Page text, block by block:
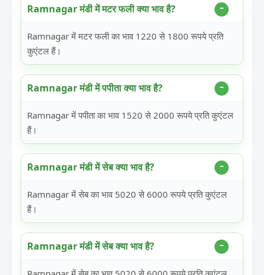
Ramnagar मंडी में मटर फली क्या भाव है?
Ramnagar में मटर फली का भाव 1220 से 1800 रूपये प्रति
कुएंटल हैं।
Ramnagar मंडी में पपीता क्या भाव है?
Ramnagar में पपीता का भाव 1520 से 2000 रूपये प्रति कुएंटल
हैं।
Ramnagar मंडी में सेब क्या भाव है?
Ramnagar में सेब का भाव 5020 से 6000 रूपये प्रति कुएंटल
हैं।
Ramnagar मंडी में सेब क्या भाव है?